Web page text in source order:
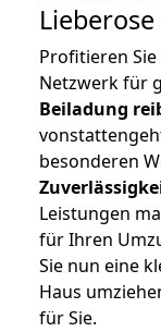
Lieberose
Profitieren
Netzwerk für
Beiladung
besonderen
Leistungen
für Ihren
Sie nun eine
Haus
für Sie.